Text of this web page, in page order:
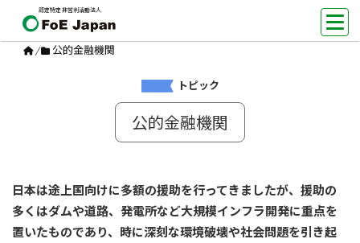
認定特定非営利活動法人
/ 公的金融機関
トピック
公的金融機関
日本は途上国向けに多額の援助を行ってきましたが、援助の
多くはダムや道路、発電所など大規模インフラ開発に重点を
置いたものであり、時に深刻な環境破壊や社会問題を引き起